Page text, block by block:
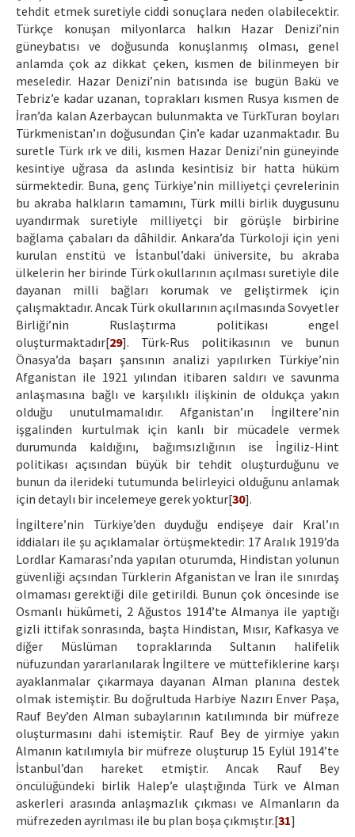
tehdit etmek suretiyle ciddi sonuçlara neden olabilecektir.
Türkçe konuşan milyonlarca halkın Hazar Denizi’nin
güneybatısı ve doğusunda konuşlanmış olması, genel
anlamda çok az dikkat çeken, kısmen de bilinmeyen bir
meseledir. Hazar Denizi’nin batısında ise bugün Bakü ve
Tebriz’e kadar uzanan, toprakları kısmen Rusya kısmen de
İran’da kalan Azerbaycan bulunmakta ve TürkTuran boyları
Türkmenistan’ın doğusundan Çin’e kadar uzanmaktadır. Bu
suretle Türk ırk ve dili, kısmen Hazar Denizi’nin güneyinde
kesintiye uğrasa da aslında kesintisiz bir hatta hüküm
sürmektedir. Buna, genç Türkiye’nin milliyetçi çevrelerinin
bu akraba halkların tamamını, Türk milli birlik duygusunu
uyandırmak suretiyle milliyetçi bir görüşle birbirine
bağlama çabaları da dâhildir. Ankara’da Türkoloji için yeni
kurulan enstitü ve İstanbul’daki üniversite, bu akraba
ülkelerin her birinde Türk okullarının açılması suretiyle dile
dayanan milli bağları korumak ve geliştirmek için
çalışmaktadır. Ancak Türk okullarının açılmasında Sovyetler
Birliği’nin Ruslaştırma politikası engel
oluşturmaktadır[29]. Türk-Rus politikasının ve bunun
Önasya’da başarı şansının analizi yapılırken Türkiye’nin
Afganistan ile 1921 yılından itibaren saldırı ve savunma
anlaşmasına bağlı ve karşılıklı ilişkinin de oldukça yakın
olduğu unutulmamalıdır. Afganistan’ın İngiltere’nin
işgalinden kurtulmak için kanlı bir mücadele vermek
durumunda kaldığını, bağımsızlığının ise İngiliz-Hint
politikası açısından büyük bir tehdit oluşturduğunu ve
bunun da ilerideki tutumunda belirleyici olduğunu anlamak
için detaylı bir incelemeye gerek yoktur[30].
İngiltere’nin Türkiye’den duyduğu endişeye dair Kral’ın
iddiaları ile şu açıklamalar örtüşmektedir: 17 Aralık 1919’da
Lordlar Kamarası’nda yapılan oturumda, Hindistan yolunun
güvenliği açsından Türklerin Afganistan ve İran ile sınırdaş
olmaması gerektiği dile getirildi. Bunun çok öncesinde ise
Osmanlı hükûmeti, 2 Ağustos 1914’te Almanya ile yaptığı
gizli ittifak sonrasında, başta Hindistan, Mısır, Kafkasya ve
diğer Müslüman topraklarında Sultanın halifelik
nüfuzundan yararlanılarak İngiltere ve müttefiklerine karşı
ayaklanmalar çıkarmaya dayanan Alman planına destek
olmak istemiştir. Bu doğrultuda Harbiye Nazırı Enver Paşa,
Rauf Bey’den Alman subaylarının katılımında bir müfreze
oluşturmasını dahi istemiştir. Rauf Bey de yirmiye yakın
Almanın katılımıyla bir müfreze oluşturup 15 Eylül 1914’te
İstanbul’dan hareket etmiştir. Ancak Rauf Bey
öncülüğündeki birlik Halep’e ulaştığında Türk ve Alman
askerleri arasında anlaşmazlık çıkması ve Almanların da
müfrezeden ayrılması ile bu plan boşa çıkmıştır.[31]